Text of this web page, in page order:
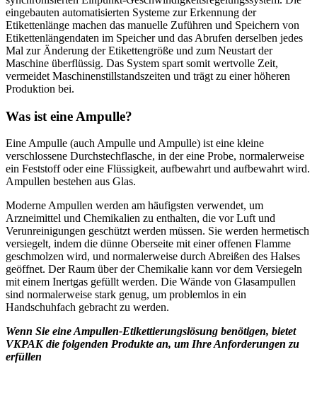
eingebauten automatisierten Systeme zur Erkennung der
Etikettenlänge machen das manuelle Zuführen und Speichern von
Etikettenlängendaten im Speicher und das Abrufen derselben jedes
Mal zur Änderung der Etikettengröße und zum Neustart der
Maschine überflüssig. Das System spart somit wertvolle Zeit,
vermeidet Maschinenstillstandszeiten und trägt zu einer höheren
Produktion bei.
Was ist eine Ampulle?
Eine Ampulle (auch Ampulle und Ampulle) ist eine kleine
verschlossene Durchstechflasche, in der eine Probe, normalerweise
ein Feststoff oder eine Flüssigkeit, aufbewahrt und aufbewahrt wird.
Ampullen bestehen aus Glas.
Moderne Ampullen werden am häufigsten verwendet, um
Arzneimittel und Chemikalien zu enthalten, die vor Luft und
Verunreinigungen geschützt werden müssen. Sie werden hermetisch
versiegelt, indem die dünne Oberseite mit einer offenen Flamme
geschmolzen wird, und normalerweise durch Abreißen des Halses
geöffnet. Der Raum über der Chemikalie kann vor dem Versiegeln
mit einem Inertgas gefüllt werden. Die Wände von Glasampullen
sind normalerweise stark genug, um problemlos in ein
Handschuhfach gebracht zu werden.
Wenn Sie eine Ampullen-Etikettierungslösung benötigen, bietet
VKPAK die folgenden Produkte an, um Ihre Anforderungen zu
erfüllen